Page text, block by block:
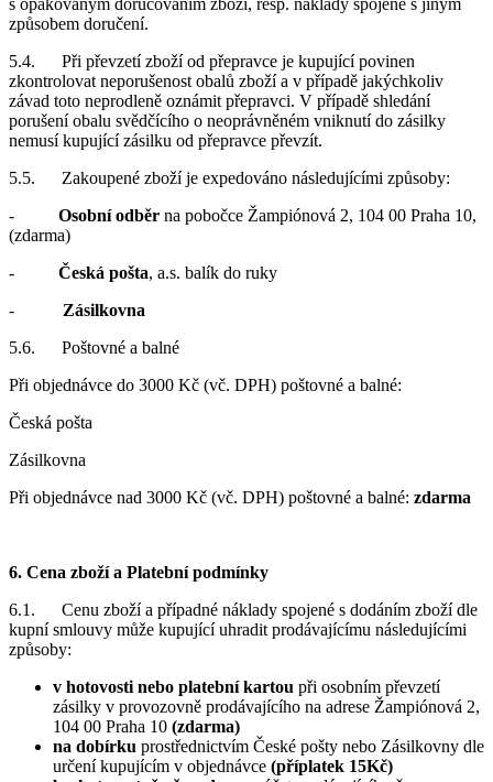
s opakovaným doručováním zboží, resp. náklady spojené s jiným
způsobem doručení.
5.4. Při převzetí zboží od přepravce je kupující povinen
zkontrolovat neporušenost obalů zboží a v případě jakýchkoliv
závad toto neprodleně oznámit přepravci. V případě shledání
porušení obalu svědčícího o neoprávněném vniknutí do zásilky
nemusí kupující zásilku od přepravce převzít.
5.5. Zakoupené zboží je expedováno následujícími způsoby:
- Osobní odběr na pobočce Žampiónová 2, 104 00 Praha 10,
(zdarma)
- Česká pošta, a.s. balík do ruky
- Zásilkovna
5.6. Poštovné a balné
Při objednávce do 3000 Kč (vč. DPH) poštovné a balné:
Česká pošta
Zásilkovna
Při objednávce nad 3000 Kč (vč. DPH) poštovné a balné: zdarma
6. Cena zboží a Platební podmínky
6.1. Cenu zboží a případné náklady spojené s dodáním zboží dle
kupní smlouvy může kupující uhradit prodávajícímu následujícími
způsoby:
v hotovosti nebo platební kartou při osobním převzetí
zásilky v provozovně prodávajícího na adrese Žampiónová 2,
104 00 Praha 10 (zdarma)
na dobírku prostřednictvím České pošty nebo Zásilkovny dle
určení kupujícím v objednávce (příplatek 15Kč)